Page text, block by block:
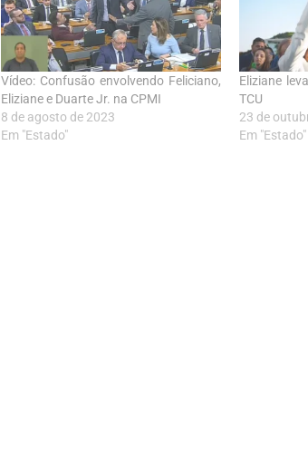
Vídeo: Confusão envolvendo Feliciano,
Eliziane e Duarte Jr. na CPMI
8 de agosto de 2023
Em "Estado"
Eliziane
TCU
23 de
Em "Estado"